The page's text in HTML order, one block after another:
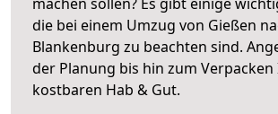
die bei einem Umzug von Gießen
Blankenburg zu beachten sind.
der Planung bis hin zum Verpacken
kostbaren Hab & Gut.